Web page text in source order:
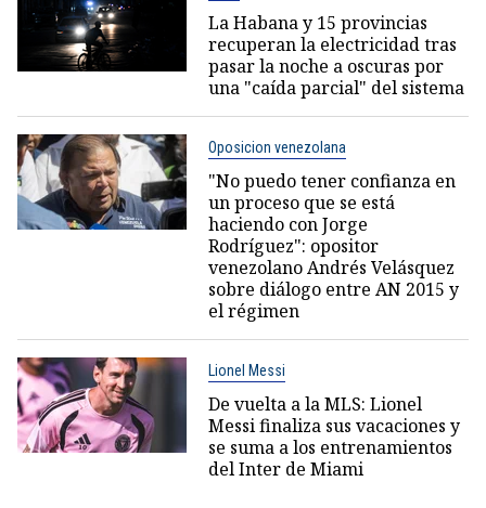
La Habana y 15 provincias
recuperan la electricidad tras
pasar la noche a oscuras por
una "caída parcial" del sistema
Oposicion venezolana
"No puedo tener confianza en
un proceso que se está
haciendo con Jorge
Rodríguez": opositor
venezolano Andrés Velásquez
sobre diálogo entre AN 2015 y
el régimen
Lionel Messi
De vuelta a la MLS: Lionel
Messi finaliza sus vacaciones y
se suma a los entrenamientos
del Inter de Miami